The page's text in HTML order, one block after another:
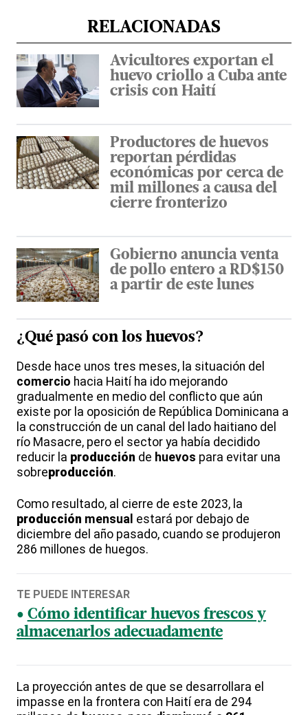
RELACIONADAS
Avicultores exportan el
huevo criollo a Cuba ante
crisis con Haití
Productores de huevos
reportan pérdidas
económicas por cerca de
mil millones a causa del
cierre fronterizo
Gobierno anuncia venta
de pollo entero a RD$150
a partir de este lunes
¿Qué pasó con los huevos?
Desde hace unos tres meses, la situación del
comercio hacia Haití ha ido mejorando
gradualmente en medio del conflicto que aún
existe por la oposición de República Dominicana a
la construcción de un canal del lado haitiano del
río Masacre, pero el sector ya había decidido
reducir la producción de huevos para evitar una
sobreproducción.
Como resultado, al cierre de este 2023, la
producción mensual estará por debajo de
diciembre del año pasado, cuando se produjeron
286 millones de huegos.
TE PUEDE INTERESAR
Cómo identificar huevos frescos y
almacenarlos adecuadamente
La proyección antes de que se desarrollara el
impasse en la frontera con Haití era de 294